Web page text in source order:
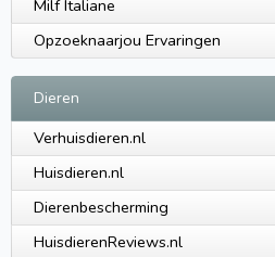
Milf Italiane
Opzoeknaarjou Ervaringen
Dieren
Verhuisdieren.nl
Huisdieren.nl
Dierenbescherming
HuisdierenReviews.nl